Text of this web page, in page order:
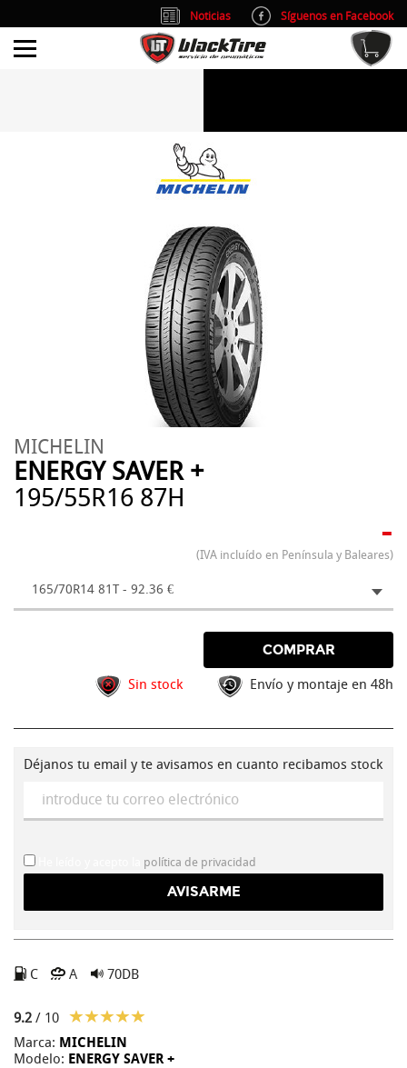
MICHELIN
ENERGY SAVER +
195/55R16 87H
-
(IVA incluído en Península y Baleares)
165/70R14 81T - 92.36 €
COMPRAR
Sin stock Envío y montaje en 48h
Déjanos tu email y te avisamos en cuanto recibamos stock
política de privacidad
C A 70DB
9.2 / 10
Marca: MICHELIN
Modelo: ENERGY SAVER +
Noticias
Síguenos en Facebook
info@blacktire.es
Atención al cliente: L/V 9:00-14:00 y 15:00-19:00